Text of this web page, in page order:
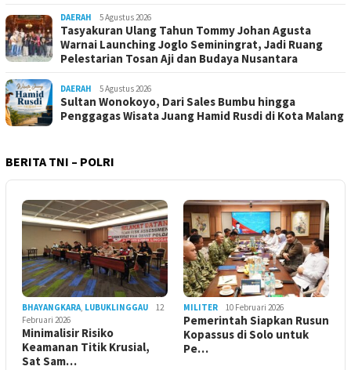
DAERAH 5 Agustus 2026
Tasyakuran Ulang Tahun Tommy Johan Agusta
Warnai Launching Joglo Seminingrat, Jadi Ruang
Pelestarian Tosan Aji dan Budaya Nusantara
DAERAH 5 Agustus 2026
Sultan Wonokoyo, Dari Sales Bumbu hingga
Penggagas Wisata Juang Hamid Rusdi di Kota Malang
BERITA TNI – POLRI
BHAYANGKARA, LUBUKLINGGAU
12
Februari 2026
Minimalisir Risiko
Keamanan Titik Krusial,
Sat Sam…
MILITER 10 Februari 2026
Pemerintah Siapkan Rusun
Kopassus di Solo untuk
Pe…